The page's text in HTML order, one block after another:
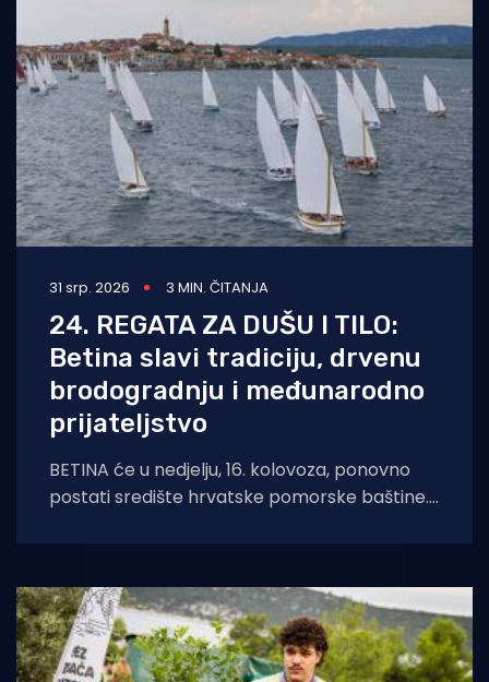
31 srp. 2026 3 MIN. ČITANJA
24. REGATA ZA DUŠU I TILO:
Betina slavi tradiciju, drvenu
brodogradnju i međunarodno
prijateljstvo
BETINA će u nedjelju, 16. kolovoza, ponovno
postati središte hrvatske pomorske baštine.